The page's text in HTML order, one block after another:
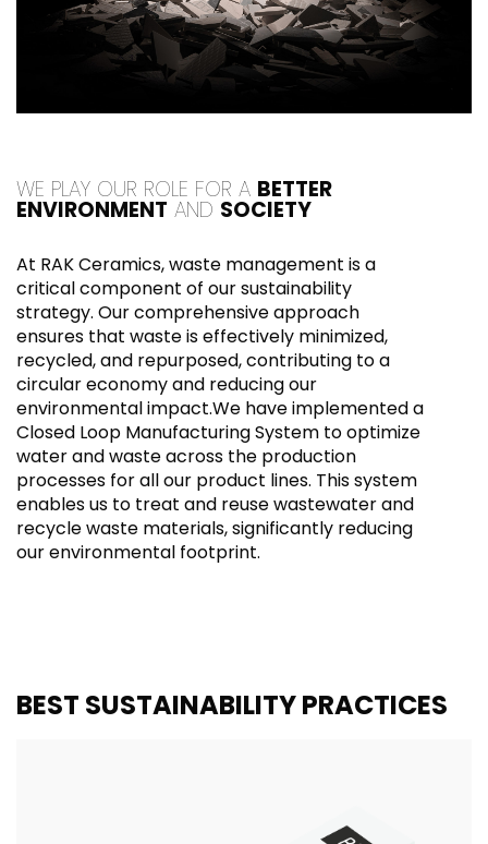
WE PLAY OUR ROLE FOR A BETTER
ENVIRONMENT AND SOCIETY
At RAK Ceramics, waste management is a
critical component of our sustainability
strategy. Our comprehensive approach
ensures that waste is effectively minimized,
recycled, and repurposed, contributing to a
circular economy and reducing our
environmental impact.We have implemented a
Closed Loop Manufacturing System to optimize
water and waste across the production
processes for all our product lines. This system
enables us to treat and reuse wastewater and
recycle waste materials, significantly reducing
our environmental footprint.
BEST SUSTAINABILITY PRACTICES